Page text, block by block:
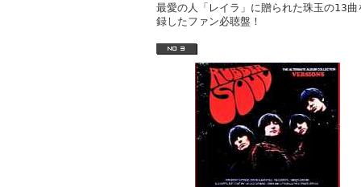
最愛の人「レイラ」に贈られた珠玉の13曲
録したファン必聴盤！